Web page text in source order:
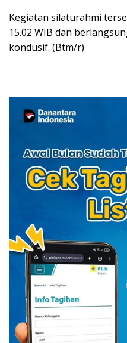
Kegiatan silaturahmi
15.02 WIB dan
kondusif. (Btm/r)